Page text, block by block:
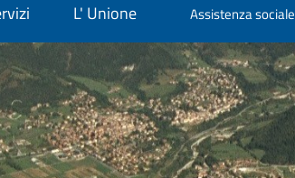
L' Unione Assistenza sociale